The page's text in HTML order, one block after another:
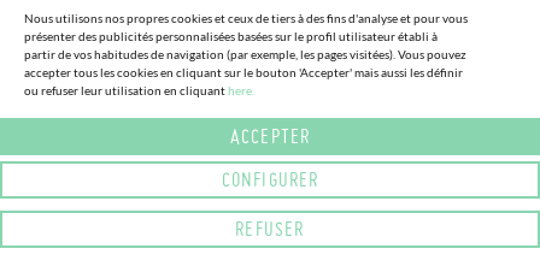
25 34
BASKETS BLANDITOS TEXTILE
61,
Nous utilisons nos propres cookies et ceux de tiers à des fins d'analyse et pour vous
présenter des publicités personnalisées basées sur le profil utilisateur établi à
partir de vos habitudes de navigation (par exemple, les pages visitées). Vous pouvez
accepter tous les cookies en cliquant sur le bouton 'Accepter' mais aussi les définir
ou refuser leur utilisation en cliquanthere.
ACCEPTER
CONFIGURER
REFUSER